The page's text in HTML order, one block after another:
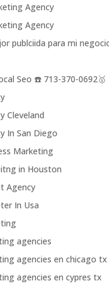
Agency
Agency
publciida para mi
Seo ☎️ 713-370-0692🥇
Cleveland
In San Diego
Marketing
in Houston
Agency
In Usa
agencies
agencies en chicago tx
agencies en cypres tx